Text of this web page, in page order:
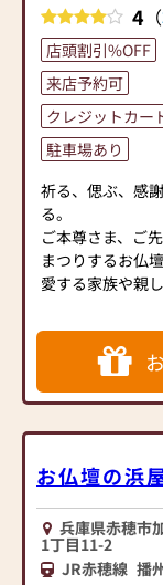
現在は4代目、5
ていただいており
New Style 仏壇で
デザインのお位牌
ございます。
◆【仏具】
「こんな仏具が
可愛らしい形、
っこいい形を選
示しています。
新しい感性を取り
イナーが企画した
お客様が楽しみ
選ぶことができ
隣接する岡山店
現代的なデザイ
た伝統的なお仏
だけます。
◆【墓石】
奉還町商店街の中
まえています。
専用駐車場の位置
い場合は、係の者
たし
ますのでお気軽に
さい。
1Fと3Fと隣接す
壇奉還町店に、
本のお仏壇を展示
す。
大型仏壇、半間
上置仏壇、神徒
種類のお仏壇を
す。
岡山店に隣接し
壇仏具をご覧い
家具調仏壇ギャ
【NewStyle仏壇
ご覧ください。
◆【仏壇】
4 （
店頭割引%OFF
来店予約可
クレジットカー
駐車場あり
祈る、偲ぶ、感
る。
ご本尊さま、ご
まつりするお仏壇
愛する家族や親
を感じます。
お仏壇の前で手
話をしながら
人は悲しみを乗
して、お仏壇は
ご家族やご先祖
家族の絆をつく
ります。
こころ穏やかな姿
お仏壇の浜
兵庫県赤穂市
1丁目11-2
JR赤穂線 播